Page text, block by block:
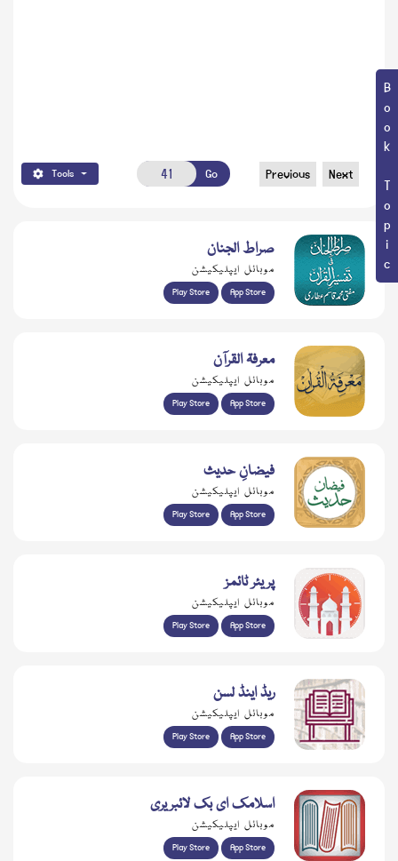
Book Topic
Tools Go Previous Next
صراط الجنان
موبائل ایپلیکیشن
Play Store App Store
معرفۃ القرآن
موبائل ایپلیکیشن
Play Store App Store
فیضانِ حدیث
موبائل ایپلیکیشن
Play Store App Store
پریئر ٹائمز
موبائل ایپلیکیشن
Play Store App Store
ریڈ اینڈ لسن
موبائل ایپلیکیشن
Play Store App Store
اسلامک ای بک لائبریری
موبائل ایپلیکیشن
Play Store App Store